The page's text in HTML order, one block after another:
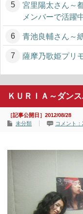
宮里陽太さん～
メンバーで活躍
青池良輔さん～
薩摩乃歌姫プリ
ＫＵＲＩＡ～ダン
［記事公開日］2012/08/28
未分類
コメント